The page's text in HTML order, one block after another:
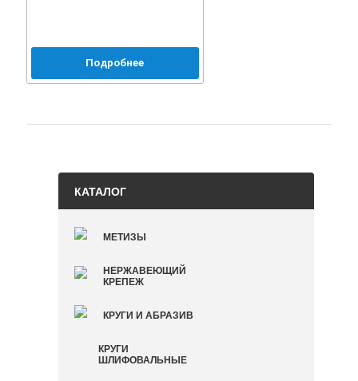
КАТАЛОГ
МЕТИЗЫ
НЕРЖАВЕЮЩИЙ
КРЕПЕЖ
КРУГИ И АБРАЗИВ
КРУГИ
ШЛИФОВАЛЬНЫЕ
Подробнее